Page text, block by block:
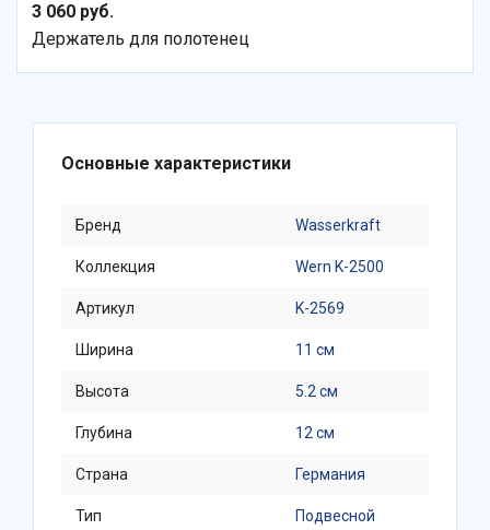
3 060 руб.
Держатель для полотенец
Основные характеристики
Бренд Wasserkraft
Коллекция Wern K-2500
Артикул K-2569
Ширина 11 см
Высота 5.2 см
Глубина 12 см
Страна Германия
Тип Подвесной